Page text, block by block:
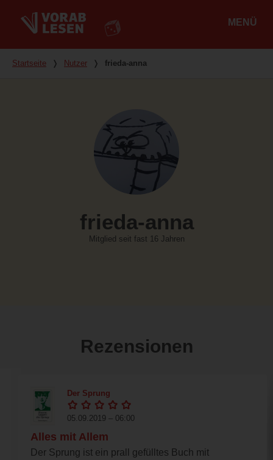
MENÜ
Du bist hier
Startseite ❭ Nutzer ❭ frieda-anna
frieda-anna
Mitglied seit fast 16 Jahren
Rezensionen
Der Sprung
05.09.2019 – 06:00
Alles mit Allem
Der Sprung ist ein prall gefülltes Buch mit